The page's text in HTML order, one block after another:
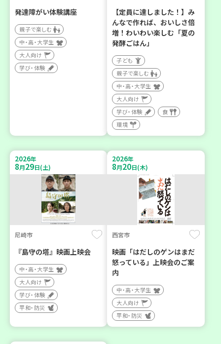
発達障がい体験講座
親子で楽しむ
中・高・大学生
大人向け
学び・体験
【定員に達しました！】み
んなで作れば、おいしさ倍
増！わいわい楽しむ「夏の
発酵ごはん」
子ども
親子で楽しむ
中・高・大学生
大人向け
学び・体験
食
環境
2026年
8月29日(土)
尼崎市
『島守の塔』映画上映会
中・高・大学生
大人向け
学び・体験
平和・防災
2026年
8月20日(木)
西宮市
映画「はだしのゲンはまだ
怒っている」上映会のご案
内
中・高・大学生
大人向け
平和・防災